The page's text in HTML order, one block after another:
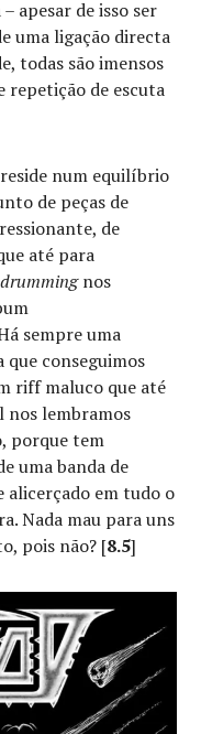
apesar de isso ser
uma ligação directa
todas são imensos
de escuta
reside num equilíbrio
de peças de
de
até para
nos
sempre uma
que conseguimos
riff maluco que até
nos lembramos
porque tem
uma banda de
alicerçado em tudo o
Nada mau para uns
pois não? [8.5]